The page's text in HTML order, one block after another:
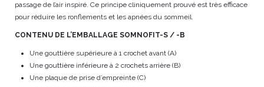
passage de l’air inspiré. Ce principe cliniquement prouvé est très efficace
pour réduire les ronflements et les apnées du sommeil.
CONTENU DE L’EMBALLAGE SOMNOFIT-S / -B
Une gouttière supérieure à 1 crochet avant (A)
Une gouttière inférieure à 2 crochets arrière (B)
Une plaque de prise d’empreinte (C)